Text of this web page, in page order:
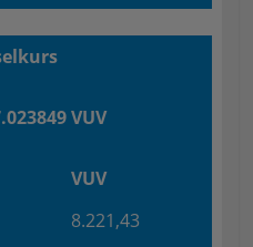
VUV
VUV
8.221,43